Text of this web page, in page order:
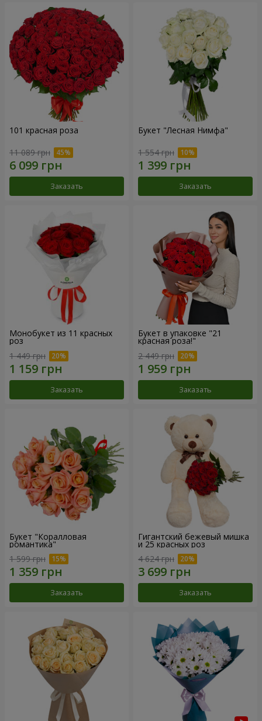
101 красная роза
11 089 грн
Заказать
Букет "Лесная Нимфа"
1 554 грн
Заказать
Монобукет из 11 красных
роз
1 449 грн
Заказать
Букет в упаковке "21
красная роза!"
2 449 грн
Заказать
Букет "Коралловая
романтика"
1 599 грн
Заказать
Гигантский бежевый мишка
и 25 красных роз
4 624 грн
Заказать